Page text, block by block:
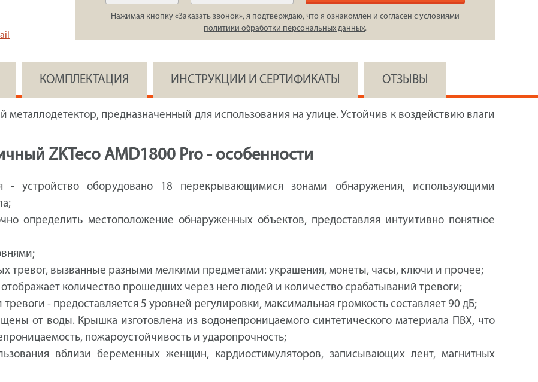
Нажимая кнопку «Заказать звонок», я подтверждаю, что я ознакомлен и согласен с условиями
политики обработки персональных данных.
КОМПЛЕКТАЦИЯ ИНСТРУКЦИИ И СЕРТИФИКАТЫ ОТЗЫВЫ
предназначенный для использования на улице. Устойчив к воздействию влаги
ZKTeco AMD1800 Pro - особенности
- устройство оборудовано 18 перекрывающимися зонами обнаружения, использующими
определить местоположение обнаруженных объектов, предоставляя интуитивно понятное
тревог, вызванные разными мелкими предметами: украшения, монеты, часы, ключи и прочее;
отображает количество прошедших через него людей и количество срабатываний тревоги;
- предоставляется 5 уровней регулировки, максимальная громкость составляет 90 дБ;
от воды. Крышка изготовлена из водонепроницаемого синтетического материала ПВХ, что
пожароустойчивость и ударопрочность;
вблизи беременных женщин, кардиостимуляторов, записывающих лент, магнитных